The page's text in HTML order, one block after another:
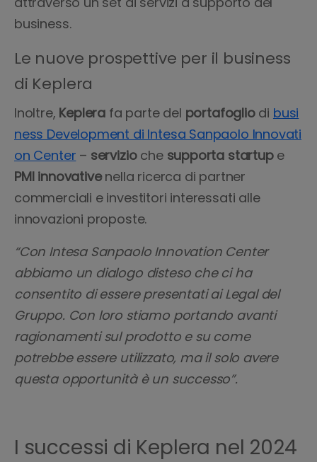
business.
Le nuove prospettive per il business
di Keplera
Inoltre, Keplera fa parte del portafogliodi busi
ness Development di Intesa Sanpaolo Innovati
on Center – servizioche supporta startupe
PMI innovativenella ricerca di partner
commerciali e investitori interessati alle
innovazioni proposte.
“Con Intesa Sanpaolo Innovation Center
abbiamo un dialogo disteso che ci ha
consentito di essere presentati ai Legal del
Gruppo. Con loro stiamo portando avanti
ragionamenti sul prodotto e su come
potrebbe essere utilizzato, ma il solo avere
questa opportunità è un successo”.
I successi di Keplera nel 2024